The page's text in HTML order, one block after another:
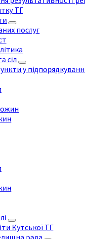
ТГ
послуг
сіл
у
Кутської ТГ
рада